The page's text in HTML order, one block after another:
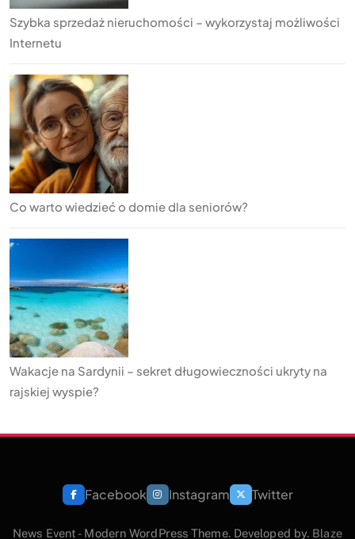
Szybka sprzedaż nieruchomości – wykorzystaj możliwości
Internetu
Co warto wiedzieć o domie dla seniorów?
Wakacje na Sardynii – sekret długowieczności ukryty na
rajskiej wyspie?
Facebook Instagram Twitter
News Event - Modern WordPress Theme. Developed by. Blaze